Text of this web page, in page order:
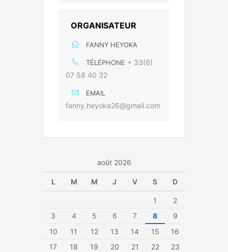
ORGANISATEUR
FANNY HEYOKA
TÉLÉPHONE + 33(6)
07 58 40 32
EMAIL
fanny.heyoka26@gmail.com
août 2026
L M M J V S D
1
2
3
4 5 6 7 8
9
10
11 12 13 14 15
16
17
18 19 20 21 22
23